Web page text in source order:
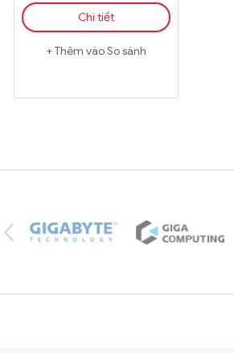
Chi tiết
Thêm vào So sánh